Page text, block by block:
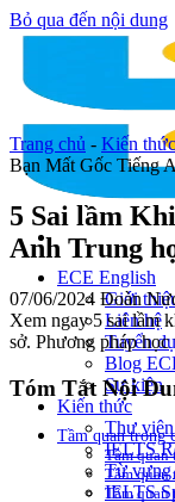
Bỏ qua đến nội dung
ECE English
Giới
Liên hệ
Tuyển
Blog
Sự kiện
Kiến thức
Thư
IELTS
Từ vựng
IELTS
Trang chủ - Kiến thức
Bạn Mất Gốc Tiếng
5 Sai lầm
Anh Trung
07/06/2024 Đoàn
Xem ngay 5 sai lầm
sở. Phương pháp
Tóm Tắt Nội
Tầm quan trọng
Tầm quan
Tầm quan
Tầm quan